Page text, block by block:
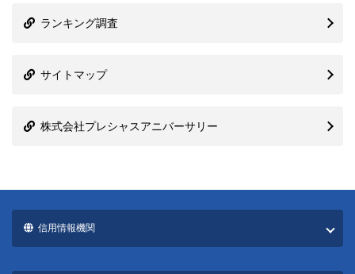
ランキング調査
サイトマップ
株式会社プレシャスアニバーサリー
信用情報機関